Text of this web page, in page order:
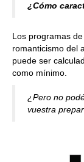
¿Cómo
Los programas
romanticismo del
puede ser
como mínimo.
¿Pero no
vuestra